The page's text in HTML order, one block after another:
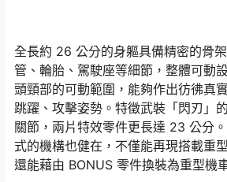
全長約 26 公分的身軀具備精密的骨
管、輪胎、駕駛座等細節，整體可動
頭頸部的可動範圍，能夠作出彷彿真
跳躍、攻擊姿勢。特徵武裝「閃刃」
關節，兩片特效零件更長達 23 公分
式的機構也健在，不僅能再現搭載重
還能藉由 BONUS 零件換裝為重型機